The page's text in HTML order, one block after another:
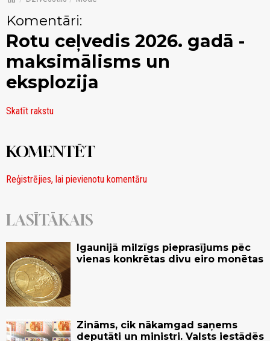
Komentāri:
Rotu ceļvedis 2026. gadā -
maksimālisms un
eksplozija
Skatīt rakstu
KOMENTĒT
Reģistrējies, lai pievienotu komentāru
LASĪTĀKAIS
Igaunijā milzīgs pieprasījums pēc
vienas konkrētas divu eiro monētas
Zināms, cik nākamgad saņems
deputāti un ministri. Valsts iestādēs